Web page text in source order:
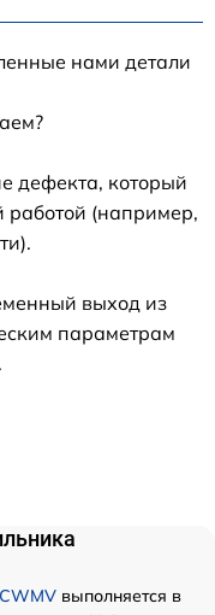
нами детали
дефекта, который
работой (например,
выход из
параметрам
выполняется в